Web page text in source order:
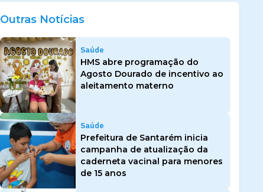
Outras Notícias
Saúde
HMS abre programação do
Agosto Dourado de incentivo ao
aleitamento materno
Saúde
Prefeitura de Santarém inicia
campanha de atualização da
caderneta vacinal para menores
de 15 anos